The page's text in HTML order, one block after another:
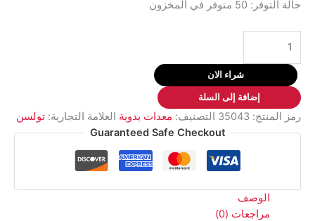
حالة التوفر: 50 متوفر في المخزون
زاوية
علام
سوداء
/
400مم*600مم
شراء الان
إضافة إلى السلة
رمز المنتج: 35043 التصنيف: معدات يدوية العلامة التجارية: تولسن
Guaranteed Safe Checkout
الوصف
مراجعات (0)